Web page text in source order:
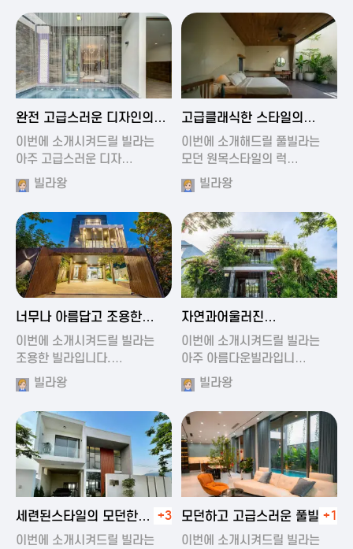
2024-11-19 01:13
완전 고급스러운 디자인의
빌라
이번에 소개시켜드릴 빌라는
아주 고급스러운 디자…
빌라왕
2024-11-19 00:37
고급클래식한 스타일의
럭셔리 풀빌라
이번에 소개해드릴 풀빌라는
모던 원목스타일의 럭…
빌라왕
2024-11-19 01:47
너무나 아름답고 조용한
풀빌라
이번에 소개시켜드릴 빌라는
조용한 빌라입니다.…
빌라왕
2024-11-19 01:17
자연과어울러진
아름다운풀빌라
이번에 소개시켜드릴 빌라는
아주 아름다운빌라입니…
빌라왕
2024-11-19 01:22
세련된스타일의 모던한
풀빌라
+3
이번에 소개시켜드릴 빌라는
2024-11-20 00:20
모던하고 고급스러운 풀빌라+1
이번에 소개시켜드릴 빌라는